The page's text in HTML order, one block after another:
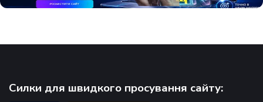
Силки для швидкого просування сайту: